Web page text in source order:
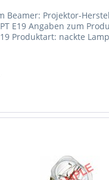
Beamer: Projektor-
E19 Angaben zum
Produktart: nackte